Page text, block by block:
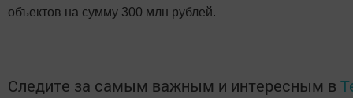
объектов на сумму 300 млн рублей.
Следите за самым важным и интересным в